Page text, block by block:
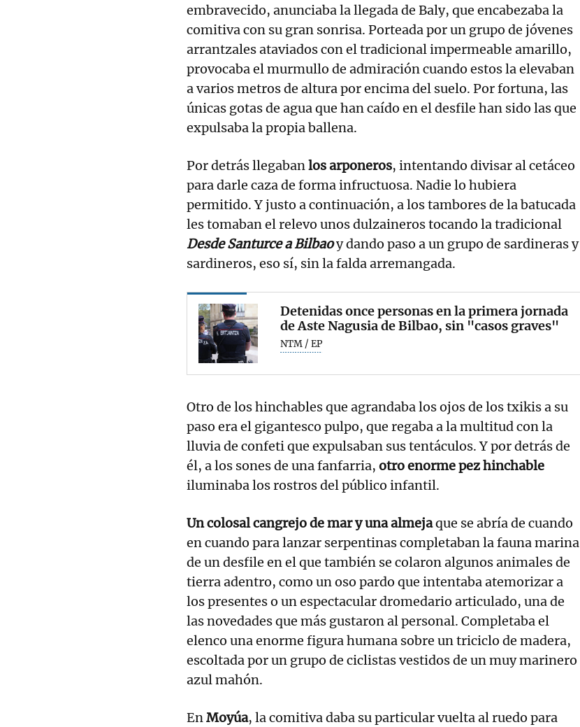
embravecido, anunciaba la llegada de Baly, que encabezaba la
comitiva con su gran sonrisa. Porteada por un grupo de jóvenes
arrantzales ataviados con el tradicional impermeable amarillo,
provocaba el murmullo de admiración cuando estos la elevaban
a varios metros de altura por encima del suelo. Por fortuna, las
únicas gotas de agua que han caído en el desfile han sido las que
expulsaba la propia ballena.
Por detrás llegabanlos arponeros, intentando divisar al cetáceo
para darle caza de forma infructuosa. Nadie lo hubiera
permitido. Y justo a continuación, a los tambores de la batucada
les tomaban el relevo unos dulzaineros tocando la tradicional
Desde Santurce a Bilbaoy dando paso a un grupo de sardineras y
sardineros, eso sí, sin la falda arremangada.
Detenidas once personas en la primera jornada
de Aste Nagusia de Bilbao, sin "casos graves"
NTM / EP
Otro de los hinchables que agrandaba los ojos de los txikis a su
paso era el gigantesco pulpo, que regaba a la multitud con la
lluvia de confeti que expulsaban sus tentáculos. Y por detrás de
él, a los sones de una fanfarria, otro enorme pez hinchable
iluminaba los rostros del público infantil.
Un colosal cangrejo de mar y una almejaque se abría de cuando
en cuando para lanzar serpentinas completaban la fauna marina
de un desfile en el que también se colaron algunos animales de
tierra adentro, como un oso pardo que intentaba atemorizar a
los presentes o un espectacular dromedario articulado, una de
las novedades que más gustaron al personal. Completaba el
elenco una enorme figura humana sobre un triciclo de madera,
escoltada por un grupo de ciclistas vestidos de un muy marinero
azul mahón.
EnMoyúa, la comitiva daba su particular vuelta al ruedo para